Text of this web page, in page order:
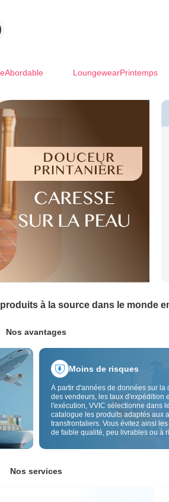
LoungewearPrintemps
à la source dans le monde
Nos avantages
Moins de risques
À partir d'années de données sur la
des vendeurs, les taux d'expédition
l'exécution, VVIC sélectionne dans le
catalogue les produits adaptés aux
transfrontaliers. Vous évitez ainsi
de faible qualité, peu livrables ou à
Le contrôle qualité transfrontalier et
risques de qualité, douane et après-
Nos services